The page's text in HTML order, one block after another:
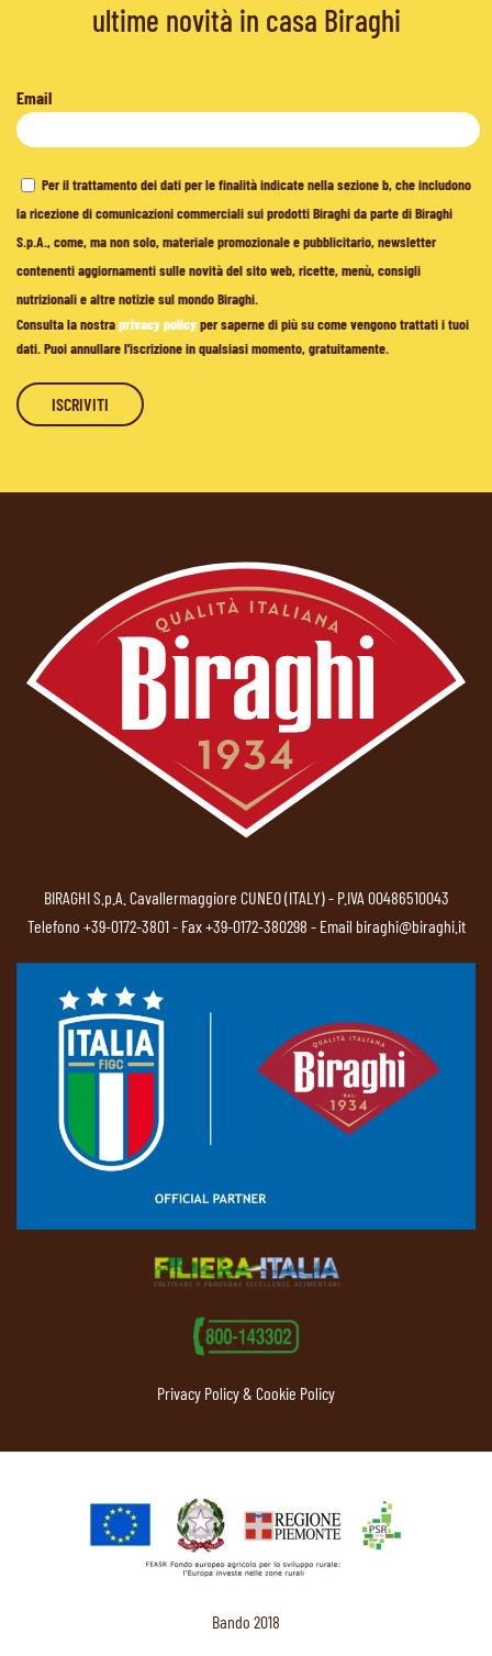
ultime novità in casa Biraghi
Email
Per il trattamento dei dati per le finalità indicate nella sezione b, che includono
la ricezione di comunicazioni commerciali sui prodotti Biraghi da parte di Biraghi
S.p.A., come, ma non solo, materiale promozionale e pubblicitario, newsletter
contenenti aggiornamenti sulle novità del sito web, ricette, menù, consigli
nutrizionali e altre notizie sul mondo Biraghi.
Consulta la nostraprivacy policyper saperne di più su come vengono trattati i tuoi
dati. Puoi annullare l'iscrizione in qualsiasi momento, gratuitamente.
BIRAGHI S.p.A. Cavallermaggiore CUNEO (ITALY) - P.IVA 00486510043
Telefono +39-0172-3801- Fax +39-0172-380298 - Email biraghi@biraghi.it
Privacy Policy & Cookie Policy
Bando 2018